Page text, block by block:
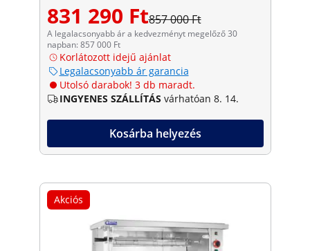
831 290 Ft857 000 Ft
A legalacsonyabb ár a kedvezményt megelőző 30
napban: 857 000 Ft
Korlátozott idejű ajánlat
Legalacsonyabb ár garancia
Utolsó darabok! 3 db maradt.
INGYENES SZÁLLÍTÁS várhatóan 8. 14.
Kosárba helyezés
Akciós